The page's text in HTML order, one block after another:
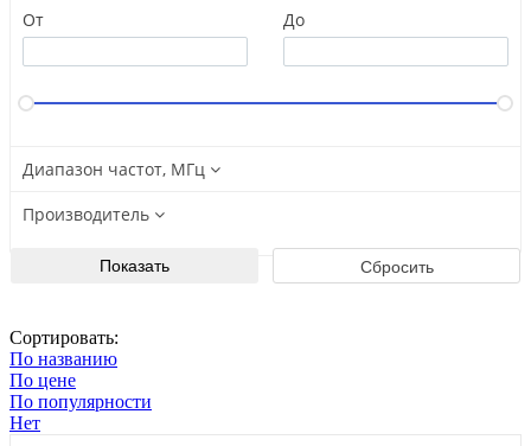
От
До
Диапазон частот, МГц
Производитель
Сортировать:
По названию
По цене
По популярности
Нет